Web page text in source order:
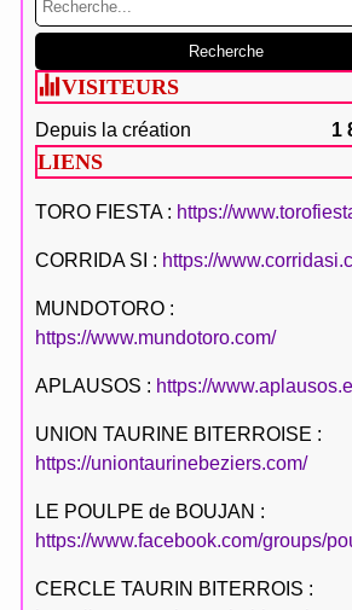
VISITEURS
Depuis la création 1
LIENS
TORO FIESTA : https://
CORRIDA SI : https://
MUNDOTORO :
https://www.mundotoro.com/
APLAUSOS : https://
UNION TAURINE BITERROISE :
https://uniontaurinebeziers.com/
LE POULPE de BOUJAN :
https://www.facebook.com/groups/
CERCLE TAURIN BITERROIS :